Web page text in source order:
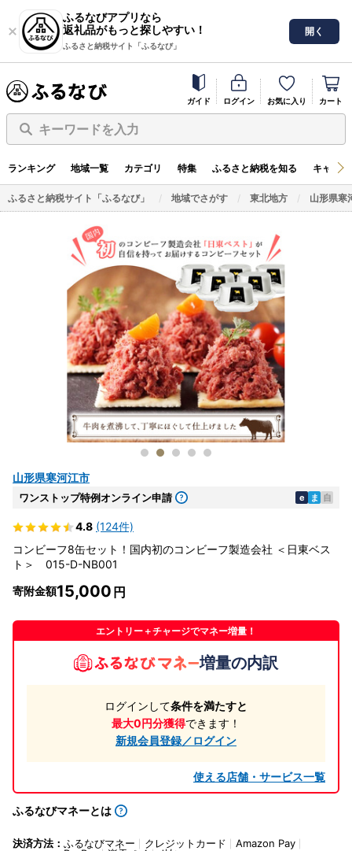
ふるなびアプリなら
返礼品がもっと探しやすい！
ふるさと納税サイト「ふるなび」
開く
ガイド ログイン お気に入り カート
キーワードを入力
ランキング 地域一覧 カテゴリ 特集 ふるさと納税を知る キャン
ふるさと納税サイト「ふるなび」 地域でさがす 東北地方 山形県寒
山形県寒河江市
ワンストップ特例オンライン申請 e ま 自
4.8 (124件)
コンビーフ8缶セット！国内初のコンビーフ製造会社 ＜日東ベス
ト＞ 015-D-NB001
寄附金額15,000
エントリー＋チャージでマネー増量！
増量の内訳
ログインして条件を満たすと
最大0円分獲得できます！
新規会員登録／ログイン
使える店舗・サービス一覧
ふるなびマネーとは
決済方法： ふるなびマネー クレジットカード
Amazon Pay